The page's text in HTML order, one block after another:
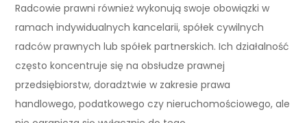
Radcowie prawni również wykonują swoje obowiązki w
ramach indywidualnych kancelarii, spółek cywilnych
radców prawnych lub spółek partnerskich. Ich działalność
często koncentruje się na obsłudze prawnej
przedsiębiorstw, doradztwie w zakresie prawa
handlowego, podatkowego czy nieruchomościowego, ale